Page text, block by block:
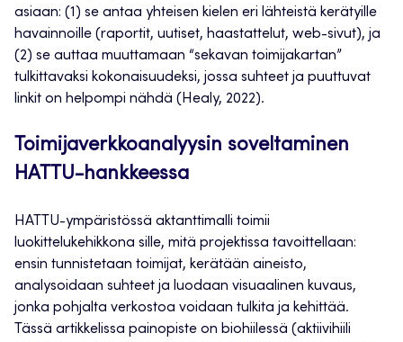
asiaan: (1) se antaa yhteisen kielen eri lähteistä kerätyille
havainnoille (raportit, uutiset, haastattelut, web-sivut), ja
(2) se auttaa muuttamaan “sekavan toimijakartan”
tulkittavaksi kokonaisuudeksi, jossa suhteet ja puuttuvat
linkit on helpompi nähdä (Healy, 2022).
Toimijaverkkoanalyysin soveltaminen
HATTU-hankkeessa
HATTU-ympäristössä aktanttimalli toimii
luokittelukehikkona sille, mitä projektissa tavoittellaan:
ensin tunnistetaan toimijat, kerätään aineisto,
analysoidaan suhteet ja luodaan visuaalinen kuvaus,
jonka pohjalta verkostoa voidaan tulkita ja kehittää.
Tässä artikkelissa painopiste on biohiilessä (aktiivihiili